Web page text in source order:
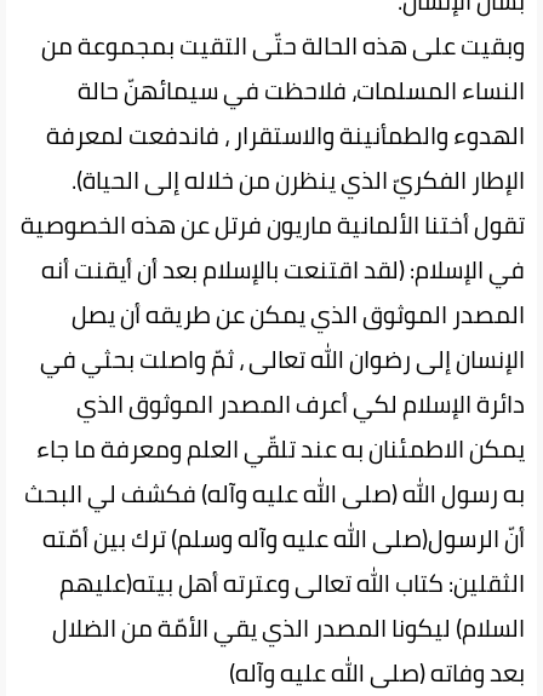
وبقيت على هذه الحالة حتّى التقيت بمجموعة من
النساء المسلمات، فلاحظت في سيمائهنّ حالة
الهدوء والطمأنينة والاستقرار ، فاندفعت لمعرفة
الإطار الفكريّ الذي ينظرن من خلاله إلى الحياة).
تقول أختنا الألمانية ماريون فرتل عن هذه الخصوصية
في الإسلام: (لقد اقتنعت بالإسلام بعد أن أيقنت أنه
المصدر الموثوق الذي يمكن عن طريقه أن يصل
الإنسان إلى رضوان الله تعالى ، ثمّ واصلت بحثي في
دائرة الإسلام لكي أعرف المصدر الموثوق الذي
يمكن الاطمئنان به عند تلقّي العلم ومعرفة ما جاء
به رسول الله (صلى الله عليه وآله) فكشف لي البحث
أنّ الرسول(صلى الله عليه وآله وسلم) ترك بين أمّته
الثقلين: كتاب الله تعالى وعترته أهل بيته(عليهم
السلام) ليكونا المصدر الذي يقي الأمّة من الضلال
بعد وفاته (صلى الله عليه وآله)